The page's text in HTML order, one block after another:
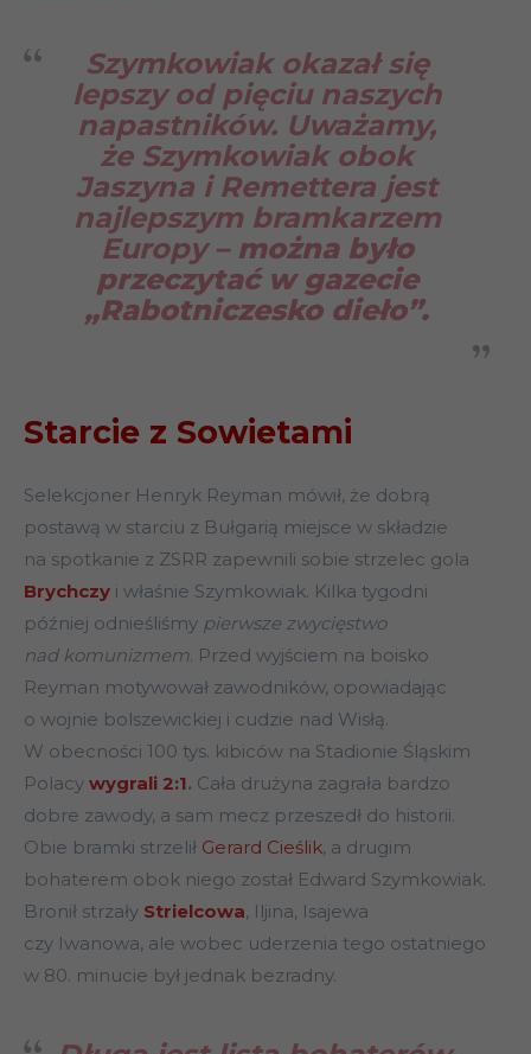
Szymkowiak okazał się
lepszy od pięciu naszych
napastników. Uważamy,
że Szymkowiak obok
Jaszyna i Remettera jest
najlepszym bramkarzem
Europy – można było
przeczytać w gazecie
„Rabotniczesko dieło”.
Starcie z Sowietami
Selekcjoner Henryk Reyman mówił, że dobrą
postawą w starciu z Bułgarią miejsce w składzie
na spotkanie z ZSRR zapewnili sobie strzelec gola
Brychczy i właśnie Szymkowiak. Kilka tygodni
później odnieśliśmy pierwsze zwycięstwo
nad komunizmem. Przed wyjściem na boisko
Reyman motywował zawodników, opowiadając
o wojnie bolszewickiej i cudzie nad Wisłą.
W obecności 100 tys. kibiców na Stadionie Śląskim
Polacy wygrali 2:1. Cała drużyna zagrała bardzo
dobre zawody, a sam mecz przeszedł do historii.
Obie bramki strzelił Gerard Cieślik, a drugim
bohaterem obok niego został Edward Szymkowiak.
Bronił strzały Strielcowa, Iljina, Isajewa
czy Iwanowa, ale wobec uderzenia tego ostatniego
w 80. minucie był jednak bezradny.